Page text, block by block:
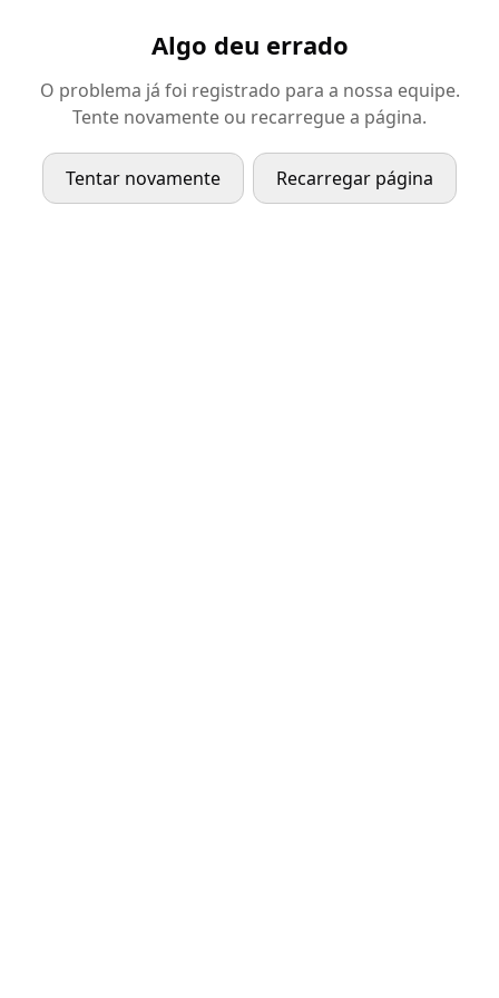
Algo deu errado
O problema já foi registrado para a nossa equipe.
Tente novamente ou recarregue a página.
Tentar novamente Recarregar página